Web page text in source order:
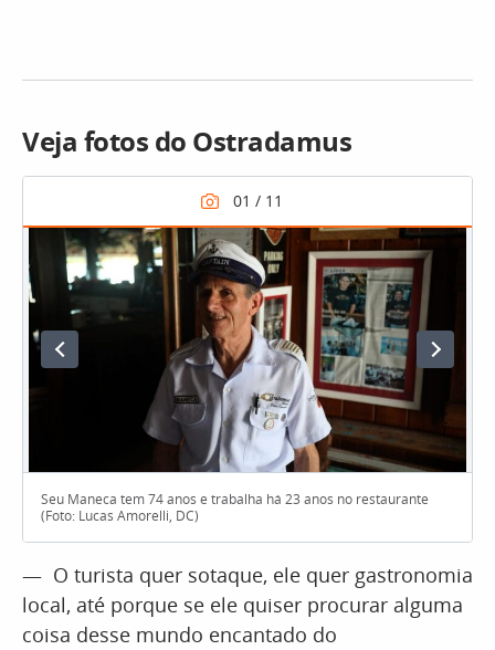
Veja fotos do Ostradamus
Seu Maneca tem 74 anos e trabalha há 23 anos no restaurante
(Foto: Lucas Amorelli, DC)
— O turista quer sotaque, ele quer gastronomia
local, até porque se ele quiser procurar alguma
coisa desse mundo encantado do